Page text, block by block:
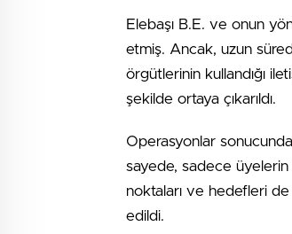
Elebaşı B.E. ve onun
etmiş. Ancak, uzun
örgütlerinin kullandığı
şekilde ortaya çıkarıldı.
Operasyonlar
sayede, sadece üyelerin
noktaları ve hedefleri
edildi.